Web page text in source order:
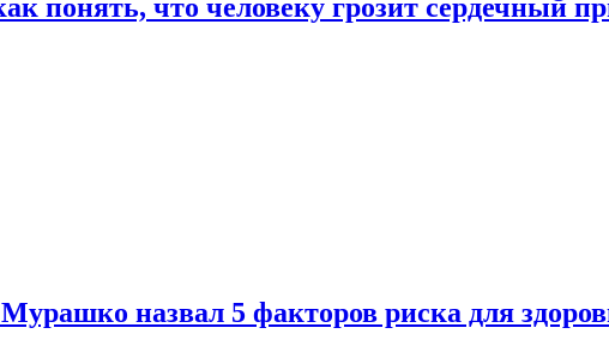
понять, что человеку грозит сердечный
назвал 5 факторов риска для